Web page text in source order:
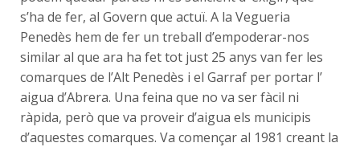
s’ha de fer, al Govern que actuï. A la Vegueria
Penedès hem de fer un treball d’empoderar-nos
similar al que ara ha fet tot just 25 anys van fer les
comarques de l’Alt Penedès i el Garraf per portar l’
aigua d’Abrera. Una feina que no va ser fàcil ni
ràpida, però que va proveir d’aigua els municipis
d’aquestes comarques. Va començar al 1981 creant la